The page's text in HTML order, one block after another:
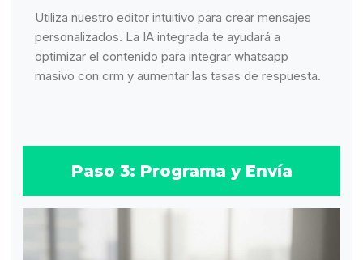
Utiliza nuestro editor intuitivo para crear mensajes
personalizados. La IA integrada te ayudará a
optimizar el contenido para integrar whatsapp
masivo con crm y aumentar las tasas de respuesta.
Paso 3: Programa y Envía